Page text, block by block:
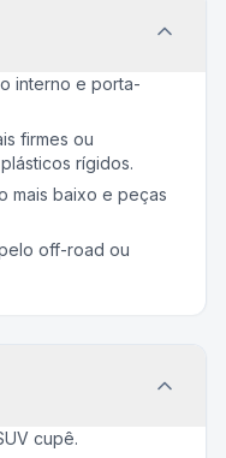
interno e porta-
firmes ou
rígidos.
mais baixo e peças
off-road ou
cupê.